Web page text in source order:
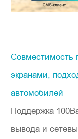
Совместимость
экранами,
автомобилей
Поддержка
вывода и